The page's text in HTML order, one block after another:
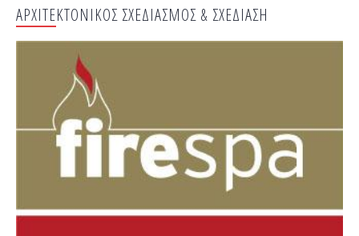
ΑΡΧΙΤΕΚΤΟΝΙΚΟΣ ΣΧΕΔΙΑΣΜΟΣ & ΣΧΕΔΙΑΣΗ